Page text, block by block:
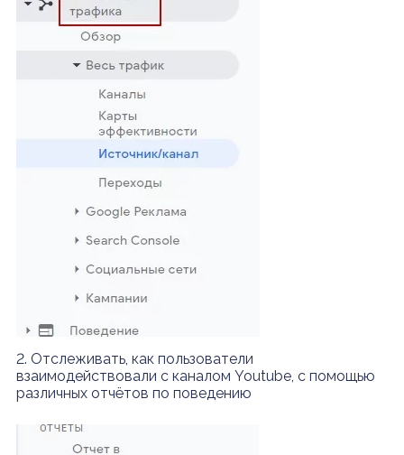
2. Отслеживать, как пользователи
взаимодействовали с каналом Youtube, с помощью
различных отчётов по поведению